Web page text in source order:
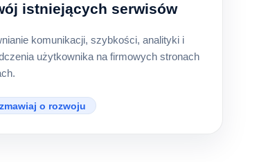
istniejących serwisów
komunikacji, szybkości, analityki i
użytkownika na firmowych stronach
o rozwoju